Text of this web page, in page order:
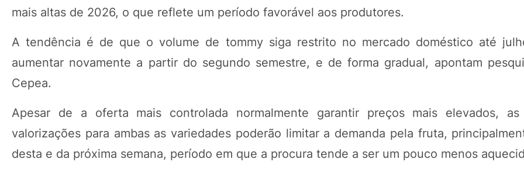
mais altas de 2026, o que reflete um período favorável aos produtores.
A tendência é de que o volume de tommy siga restrito no mercado doméstico até
aumentar novamente a partir do segundo semestre, e de forma gradual, apontam
Cepea.
Apesar de a oferta mais controlada normalmente garantir preços mais elevados, as
valorizações para ambas as variedades poderão limitar a demanda pela fruta,
desta e da próxima semana, período em que a procura tende a ser um pouco menos